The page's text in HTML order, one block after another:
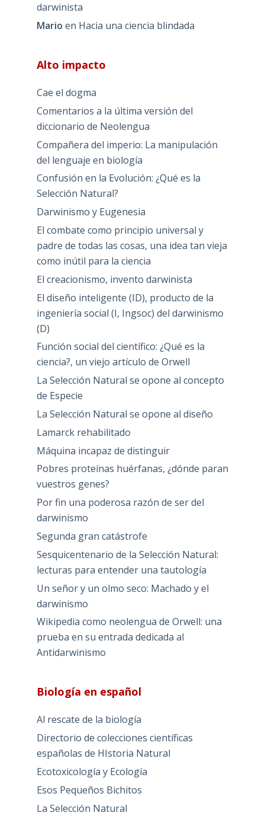
darwinista
Mario en Hacia una ciencia blindada
Alto impacto
Cae el dogma
Comentarios a la última versión del
diccionario de Neolengua
Compañera del imperio: La manipulación
del lenguaje en biología
Confusión en la Evolución: ¿Qué es la
Selección Natural?
Darwinismo y Eugenesia
El combate como principio universal y
padre de todas las cosas, una idea tan vieja
como inútil para la ciencia
El creacionismo, invento darwinista
El diseño inteligente (ID), producto de la
ingeniería social (I, Ingsoc) del darwinismo
(D)
Función social del científico: ¿Qué es la
ciencia?, un viejo artículo de Orwell
La Selección Natural se opone al concepto
de Especie
La Selección Natural se opone al diseño
Lamarck rehabilitado
Máquina incapaz de distinguir
Pobres proteínas huérfanas, ¿dónde paran
vuestros genes?
Por fin una poderosa razón de ser del
darwinismo
Segunda gran catástrofe
Sesquicentenario de la Selección Natural:
lecturas para entender una tautología
Un señor y un olmo seco: Machado y el
darwinismo
Wikipedia como neolengua de Orwell: una
prueba en su entrada dedicada al
Antidarwinismo
Biología en español
Al rescate de la biología
Directorio de colecciones científicas
españolas de HIstoria Natural
Ecotoxicología y Ecología
Esos Pequeños Bichitos
La Selección Natural